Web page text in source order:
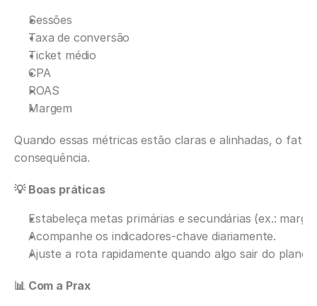
Sessões
Taxa de conversão
Ticket médio
CPA
ROAS
Margem
Quando essas métricas estão claras e alinhadas, o
consequência.
💡 Boas práticas
Estabeleça metas primárias e secundárias (ex.:
Acompanhe os indicadores-chave diariamente.
Ajuste a rota rapidamente quando algo sair do
📊 Com a Prax